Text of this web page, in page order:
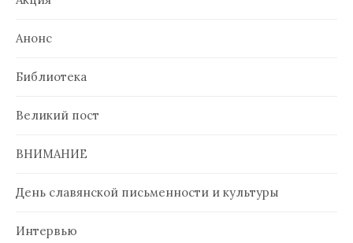
Анонс
Библиотека
Великий пост
ВНИМАНИЕ
День славянской письменности и культуры
Интервью